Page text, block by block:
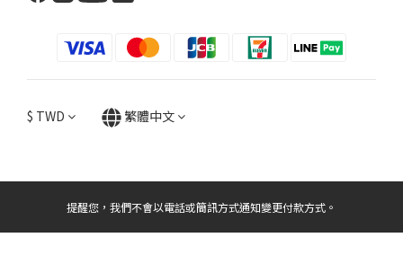
$ TWD 繁體中文
提醒您，我們不會以電話或簡訊方式通知變更付款方式。